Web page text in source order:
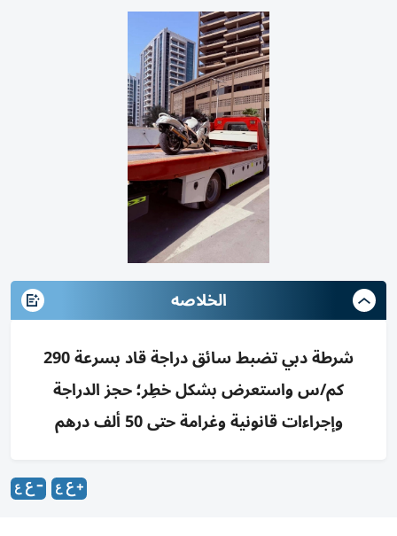
الخلاصه
شرطة دبي تضبط سائق دراجة قاد بسرعة 290
كم/س واستعرض بشكل خطِر؛ حجز الدراجة
وإجراءات قانونية وغرامة حتى 50 ألف درهم